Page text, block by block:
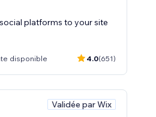
platforms to your site
disponible 4.0(651)
Validée par Wix